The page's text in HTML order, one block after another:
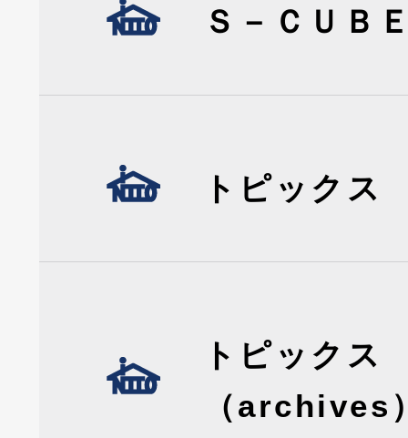
Ｓ－ＣＵＢ
トピックス
トピックス
（archives